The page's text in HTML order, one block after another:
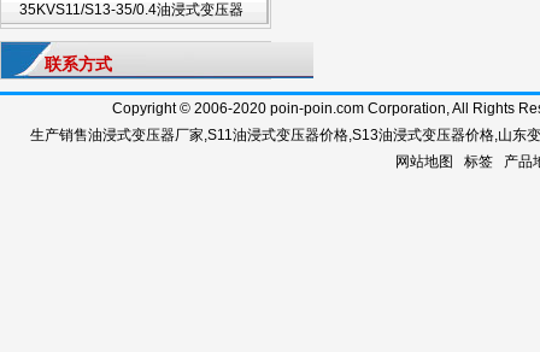
35KVS11/S13-35/0.4油浸式变压器
联系方式
Copyright © 2006-2020 poin-poin.com Corporation, All Rights
生产销售油浸式变压器厂家,S11油浸式变压器价格,S13油浸式变压器价格,山东
网站地图
标签 产品